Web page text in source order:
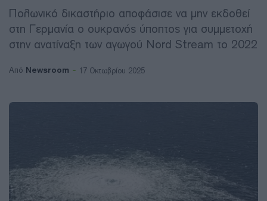
Πολωνικό δικαστήριο αποφάσισε να μην εκδοθεί
στη Γερμανία ο ουκρανός ύποπτος για συμμετοχή
στην ανατίναξη των αγωγού Nord Stream το 2022
Από Newsroom 17 Οκτωβρίου 2025